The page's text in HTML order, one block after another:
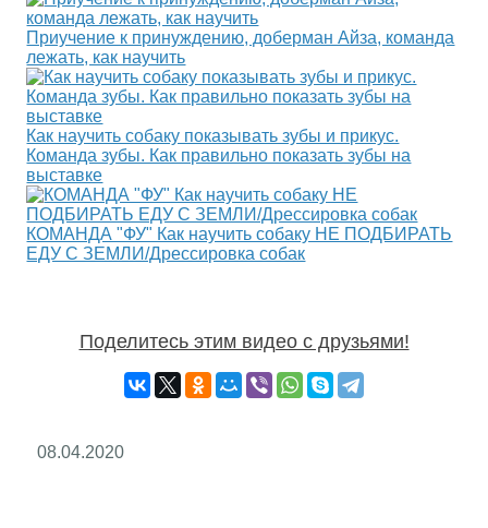
Приучение к принуждению, доберман Айза, команда
лежать, как научить
Как научить собаку показывать зубы и прикус.
Команда зубы. Как правильно показать зубы на
выставке
КОМАНДА "ФУ" Как научить собаку НЕ ПОДБИРАТЬ
ЕДУ С ЗЕМЛИ/Дрессировка собак
Поделитесь этим видео с друзьями!
08.04.2020